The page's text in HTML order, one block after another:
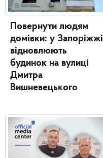
Повернути людям
домівки: у Запоріжжі
відновлюють
будинок на вулиці
Дмитра
Вишневецького